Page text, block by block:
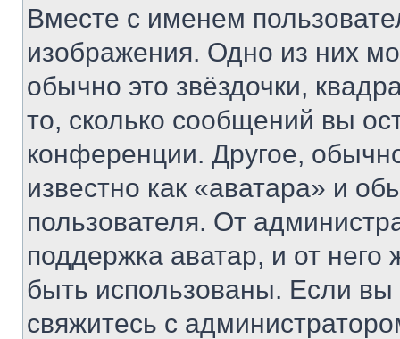
Вместе с именем
изображения. Одно из них
обычно это звёздочки,
то, сколько сообщений вы
конференции. Другое,
известно как «аватара» и
пользователя. От
поддержка аватар, и от него
быть использованы. Если
свяжитесь с